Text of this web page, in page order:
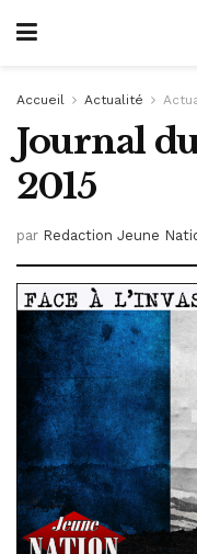
Accueil Actualité
Journal
2015
par Redaction Jeune